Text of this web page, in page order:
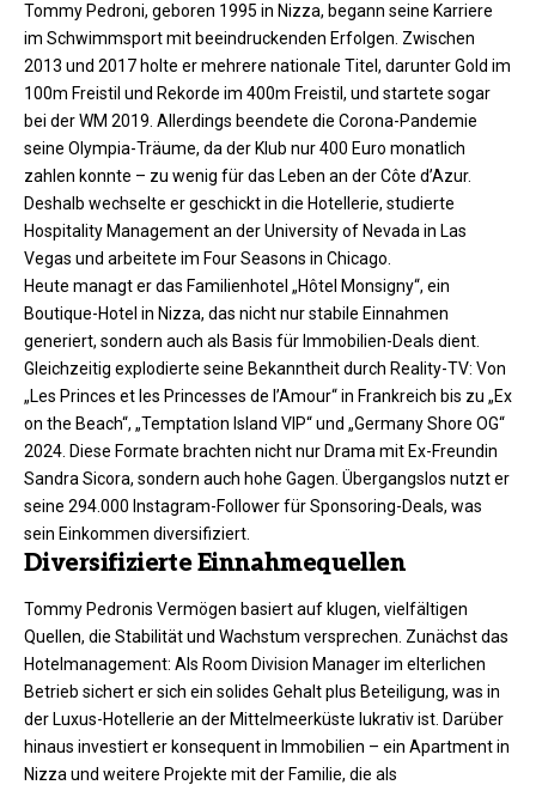
Tommy Pedroni, geboren 1995 in Nizza, begann seine Karriere
im Schwimmsport mit beeindruckenden Erfolgen. Zwischen
2013 und 2017 holte er mehrere nationale Titel, darunter Gold im
100m Freistil und Rekorde im 400m Freistil, und startete sogar
bei der WM 2019. Allerdings beendete die Corona-Pandemie
seine Olympia-Träume, da der Klub nur 400 Euro monatlich
zahlen konnte – zu wenig für das Leben an der Côte d’Azur.
Deshalb wechselte er geschickt in die Hotellerie, studierte
Hospitality Management an der University of Nevada in Las
Vegas und arbeitete im Four Seasons in Chicago.​
Heute managt er das Familienhotel „Hôtel Monsigny“, ein
Boutique-Hotel in Nizza, das nicht nur stabile Einnahmen
generiert, sondern auch als Basis für Immobilien-Deals dient.
Gleichzeitig explodierte seine Bekanntheit durch Reality-TV: Von
„Les Princes et les Princesses de l’Amour“ in Frankreich bis zu „Ex
on the Beach“, „Temptation Island VIP“ und „Germany Shore OG“
2024. Diese Formate brachten nicht nur Drama mit Ex-Freundin
Sandra Sicora, sondern auch hohe Gagen. Übergangslos nutzt er
seine 294.000 Instagram-Follower für Sponsoring-Deals, was
sein Einkommen diversifiziert.
Diversifizierte Einnahmequellen
Tommy Pedronis Vermögen basiert auf klugen, vielfältigen
Quellen, die Stabilität und Wachstum versprechen. Zunächst das
Hotelmanagement: Als Room Division Manager im elterlichen
Betrieb sichert er sich ein solides Gehalt plus Beteiligung, was in
der Luxus-Hotellerie an der Mittelmeerküste lukrativ ist. Darüber
hinaus investiert er konsequent in Immobilien – ein Apartment in
Nizza und weitere Projekte mit der Familie, die als